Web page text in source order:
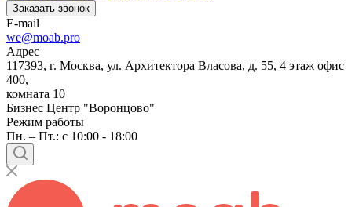
Заказать звонок
E-mail
we@moab.pro
Адрес
117393, г. Москва, ул. Архитектора Власова, д. 55, 4 этаж офис
400,
комната 10
Бизнес Центр "Воронцово"
Режим работы
Пн. – Пт.: с 10:00 - 18:00